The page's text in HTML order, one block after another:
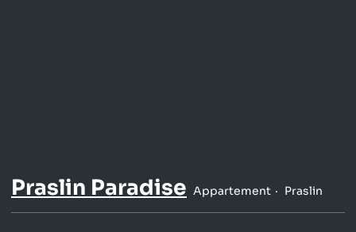
Praslin Paradise Appartement Praslin